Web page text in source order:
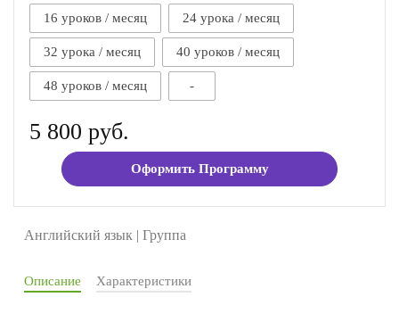
16 уроков / месяц 24 урока / месяц
32 урока / месяц 40 уроков / месяц
48 уроков / месяц -
5 800 руб.
Оформить Программу
Английский язык | Группа
Описание Характеристики